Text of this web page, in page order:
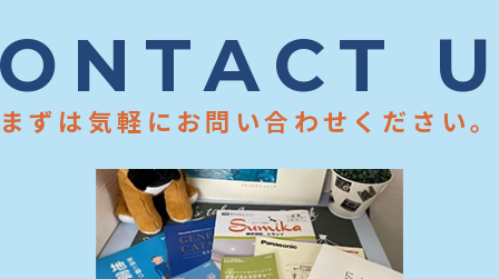
まずは気軽にお問い合わせください。